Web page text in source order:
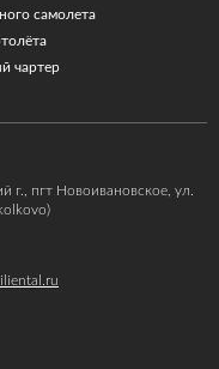
самолета
чартер
г., пгт Новоивановское, ул.